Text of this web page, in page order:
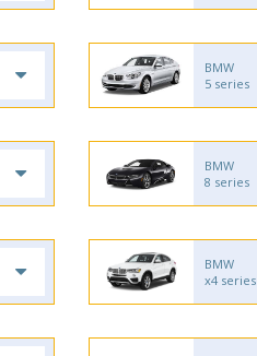
BMW
5 series
BMW
8 series
BMW
x4 series